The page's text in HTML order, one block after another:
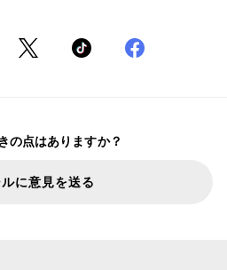
の点はありますか？
に意見を送る